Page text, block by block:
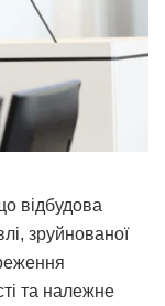
відбудова
зруйнованої
та належне